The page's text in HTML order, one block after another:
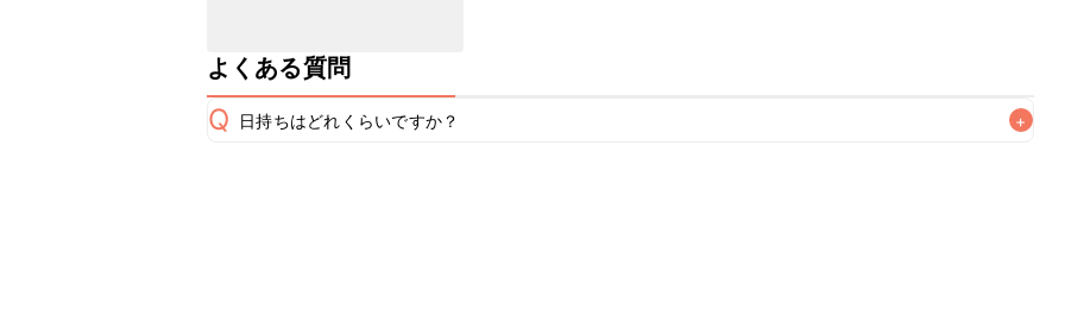
よくある質問
Q 日持ちはどれくらいですか？ +